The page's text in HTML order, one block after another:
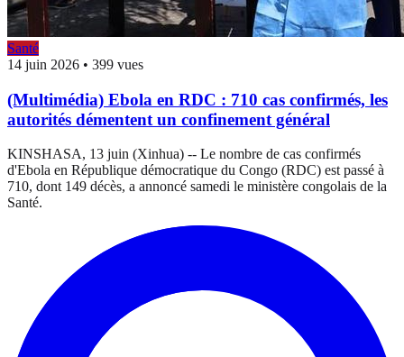
Santé
14 juin 2026 • 399 vues
(Multimédia) Ebola en RDC : 710 cas confirmés, les
autorités démentent un confinement général
KINSHASA, 13 juin (Xinhua) -- Le nombre de cas confirmés
d'Ebola en République démocratique du Congo (RDC) est passé à
710, dont 149 décès, a annoncé samedi le ministère congolais de la
Santé.